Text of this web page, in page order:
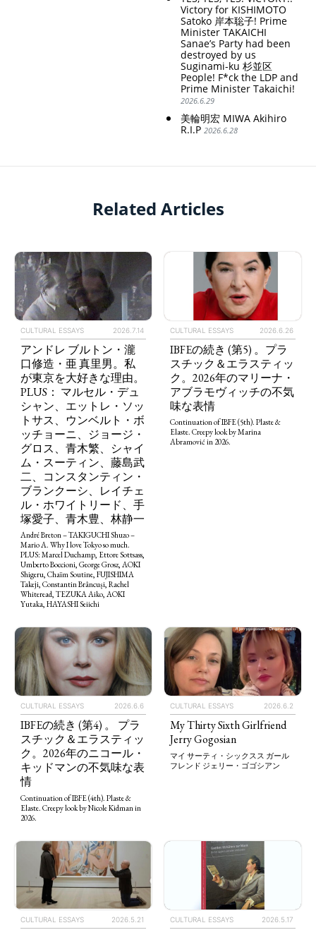
Victory for KISHIMOTO
Satoko 岸本聡子! Prime
Minister TAKAICHI
Sanae’s Party had been
destroyed by us
Suginami-ku 杉並区
People! F*ck the LDP and
Prime Minister Takaichi!
2026.6.29
美輪明宏 MIWA Akihiro
R.I.P 2026.6.28
Related Articles
CULTURAL ESSAYS 2026.7.14
アンドレ ブルトン・瀧
口修造・亜 真里男。私
が東京を大好きな理由。
PLUS： マルセル・デュ
シャン、エットレ・ソッ
トサス、ウンベルト・ボ
ッチョーニ、ジョージ・
グロス、青木繁、シャイ
ム・スーティン、藤島武
二、コンスタンティン・
ブランクーシ、レイチェ
ル・ホワイトリード、手
塚愛子、青木豊、林静一
André Breton – TAKIGUCHI Shuzo –
Mario A. Why I love Tokyo so much.
PLUS: Marcel Duchamp, Ettore Sottsass,
Umberto Boccioni, George Grosz, AOKI
Shigeru, Chaïm Soutine, FUJISHIMA
Takeji, Constantin Brâncuși, Rachel
Whiteread, TEZUKA Aiko, AOKI
Yutaka, HAYASHI Seiichi
CULTURAL ESSAYS 2026.6.26
IBFEの続き (第5) 。プラ
スチック＆エラスティッ
ク。2026年のマリーナ・
アブラモヴィッチの不気
味な表情
Continuation of IBFE (5th). Plaste &
Elaste. Creepy look by Marina
Abramović in 2026.
CULTURAL ESSAYS 2026.6.6
IBFEの続き (第4) 。 プラ
スチック＆エラスティッ
ク。2026年のニコール・
キッドマンの不気味な表
情
Continuation of IBFE (4th). Plaste &
Elaste. Creepy look by Nicole Kidman in
2026.
CULTURAL ESSAYS 2026.6.2
My Thirty Sixth Girlfriend
Jerry Gogosian
マイ サーティ・シックスス ガール
フレンド ジェリー・ゴゴシアン
CULTURAL ESSAYS 2026.5.21 CULTURAL ESSAYS 2026.5.17